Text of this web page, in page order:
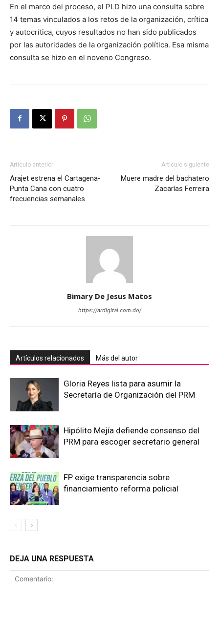
En el marco del proceso, el PLD hizo una consulta sobre
14 temas vinculados a los retos de la organización, crítica
y autocrítica, cuyos resultados no han sido publicados
por las autoridades de la organización política. Esa misma
consulta se hizo en el noveno Congreso.
Artículo anterior
Arajet estrena el Cartagena-
Punta Cana con cuatro
frecuencias semanales
Artículo siguiente
Muere madre del bachatero
Zacarías Ferreira
Bimary De Jesus Matos
https://ardigital.com.do/
Artículos relacionados Más del autor
Gloria Reyes lista para asumir la
Secretaría de Organización del PRM
Hipólito Mejía defiende consenso del
PRM para escoger secretario general
FP exige transparencia sobre
financiamiento reforma policial
DEJA UNA RESPUESTA